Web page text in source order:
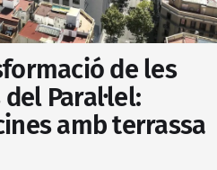
de les
Paral·lel:
amb terrassa